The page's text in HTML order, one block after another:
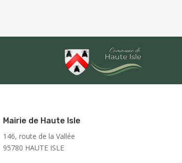
Mairie de Haute Isle
146, route de la Vallée
95780 HAUTE ISLE